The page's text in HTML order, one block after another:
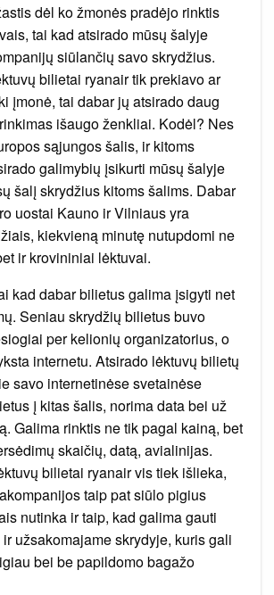
dėl ko žmonės pradėjo rinktis
tai kad atsirado mūsų šalyje
siūlančių savo skrydžius.
bilietai ryanair tik prekiavo ar
įmonė, tai dabar jų atsirado daug
išaugo ženkliai. Kodėl? Nes
sąjungos šalis, ir kitoms
galimybių įsikurti mūsų šalyje
šalį skrydžius kitoms šalims. Dabar
uostai Kauno ir Vilniaus yra
kiekvieną minutę nutupdomi ne
ir krovininiai lėktuvai.
kad dabar bilietus galima įsigyti net
Seniau skrydžių bilietus buvo
per kelionių organizatorius, o
internetu. Atsirado lėktuvų bilietų
savo internetinėse svetainėse
į kitas šalis, norima data bei už
Galima rinktis ne tik pagal kainą, bet
skaičių, datą, avialinijas.
bilietai ryanair vis tiek išlieka,
taip pat siūlo pigius
nutinka ir taip, kad galima gauti
užsakomajame skrydyje, kuris gali
bei be papildomo bagažo